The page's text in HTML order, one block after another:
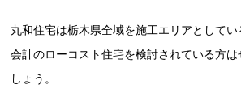
丸和住宅は栃木県全域を施工エリアとして
会計のローコスト住宅を検討されている方は
しょう。